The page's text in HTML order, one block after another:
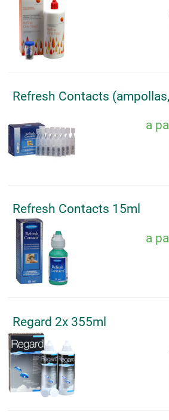
Refresh Contacts
a
Refresh Contacts 15ml
a
Regard 2x 355ml